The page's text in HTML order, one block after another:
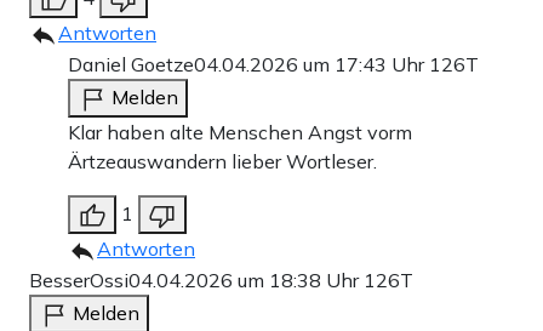
Antworten
Daniel Goetze04.04.2026 um 17:43 Uhr 126T
Melden
Klar haben alte Menschen Angst vorm
Ärtzeauswandern lieber Wortleser.
1
Antworten
BesserOssi04.04.2026 um 18:38 Uhr 126T
Melden